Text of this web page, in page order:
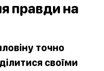
правди на
точно
своїми